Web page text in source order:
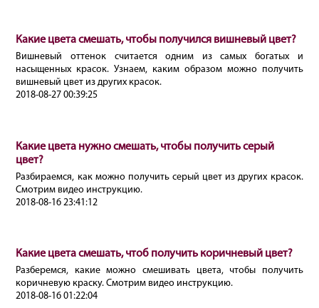
Какие цвета смешать, чтобы получился вишневый цвет?
Вишневый оттенок считается одним из самых богатых и
насыщенных красок. Узнаем, каким образом можно получить
вишневый цвет из других красок.
2018-08-27 00:39:25
Какие цвета нужно смешать, чтобы получить серый
цвет?
Разбираемся, как можно получить серый цвет из других красок.
Смотрим видео инструкцию.
2018-08-16 23:41:12
Какие цвета смешать, чтоб получить коричневый цвет?
Разберемся, какие можно смешивать цвета, чтобы получить
коричневую краску. Смотрим видео инструкцию.
2018-08-16 01:22:04